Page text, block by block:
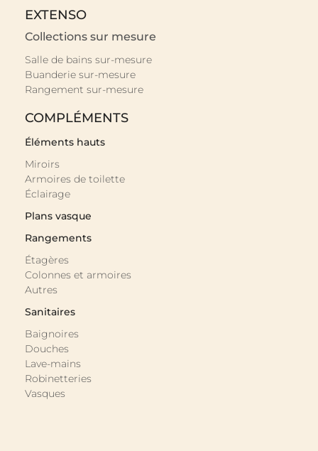
EXTENSO
Collections sur mesure
Salle de bains sur-mesure
Buanderie sur-mesure
Rangement sur-mesure
COMPLÉMENTS
Éléments hauts
Miroirs
Armoires de toilette
Éclairage
Plans vasque
Rangements
Étagères
Colonnes et armoires
Autres
Sanitaires
Baignoires
Douches
Lave-mains
Robinetteries
Vasques